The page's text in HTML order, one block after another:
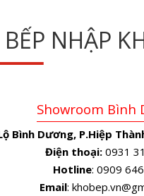
NHẬP
Showroom Bình
Bình Dương, P.Hiệp
Điện thoại:0931
Hotline: 0909
Email: